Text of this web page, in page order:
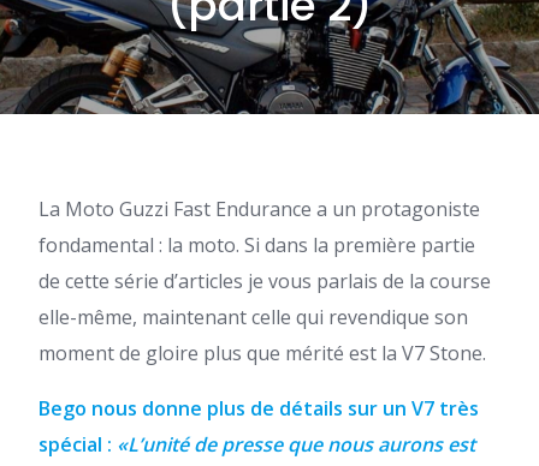
La Moto Guzzi Fast Endurance a un protagoniste
fondamental : la moto. Si dans la première partie
de cette série d’articles je vous parlais de la course
elle-même, maintenant celle qui revendique son
moment de gloire plus que mérité est la V7 Stone.
Bego nous donne plus de détails sur un V7 très
spécial : «L’unité de presse que nous aurons est